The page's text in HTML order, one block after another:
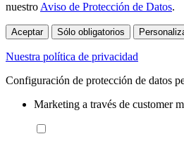
nuestro Aviso de Protección de Datos.
Aceptar Sólo obligatorios
Nuestra política de privacidad
Configuración de protección de datos
Marketing a través de customer